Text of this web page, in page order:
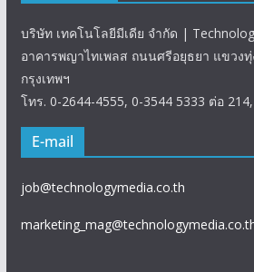
บริษัท เทคโนโลยีมีเดีย จำกัด |
อาคารพญาไทเพลส ถนนศรีอยุธยา แขวง
กรุงเทพฯ
โทร. 0-2644-4555, 0-3544 5333 ต่อ
E-mail
job@technologymedia.co.th